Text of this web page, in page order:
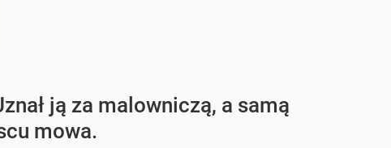
ją za malowniczą, a samą
mowa.